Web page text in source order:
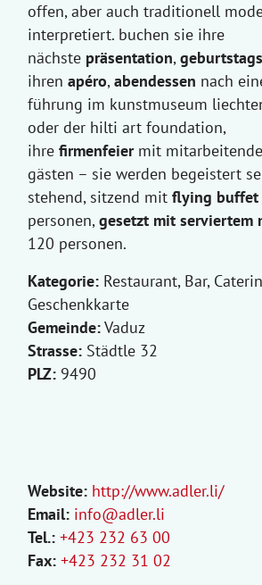
offen, aber auch traditionell
interpretiert. buchen sie ihre
nächste präsentation,
ihren apéro,abendessen nach
führung im kunstmuseum
oder der hilti art foundation,
ihre firmenfeiermit
gästen – sie werden begeistert
stehend, sitzend mit flying buffet
personen,gesetzt mit serviertem
120 personen.
Kategorie:Restaurant, Bar,
Geschenkkarte
Gemeinde:Vaduz
Strasse:Städtle 32
PLZ:9490
Website:http://www.adler.li/
Email: info@adler.li
Tel.:+423 232 63 00
Fax:+423 232 31 02